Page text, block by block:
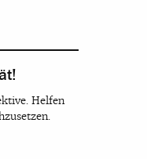
Helfen